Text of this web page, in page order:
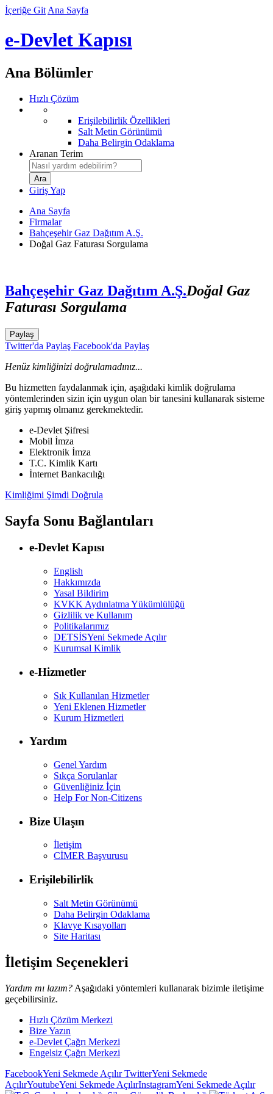
İçeriğe Git Ana Sayfa
e-Devlet Kapısı
Ana Bölümler
Hızlı Çözüm
Erişilebilirlik Özellikleri
Salt Metin Görünümü
Daha Belirgin Odaklama
Aranan Terim
Giriş Yap
Ana Sayfa
Firmalar
Bahçeşehir Gaz Dağıtım A.Ş.
Doğal Gaz Faturası Sorgulama
Bahçeşehir Gaz Dağıtım A.Ş.Doğal Gaz
Faturası Sorgulama
Paylaş
Twitter'da Paylaş Facebook'da Paylaş
Henüz kimliğinizi doğrulamadınız...
Bu hizmetten faydalanmak için, aşağıdaki kimlik doğrulama
yöntemlerinden sizin için uygun olan bir tanesini kullanarak sisteme
giriş yapmış olmanız gerekmektedir.
e-Devlet Şifresi
Mobil İmza
Elektronik İmza
T.C. Kimlik Kartı
İnternet Bankacılığı
Kimliğimi Şimdi Doğrula
Sayfa Sonu Bağlantıları
e-Devlet Kapısı
English
Hakkımızda
Yasal Bildirim
KVKK Aydınlatma Yükümlülüğü
Gizlilik ve Kullanım
Politikalarımız
DETSİSYeni Sekmede Açılır
Kurumsal Kimlik
e-Hizmetler
Sık Kullanılan Hizmetler
Yeni Eklenen Hizmetler
Kurum Hizmetleri
Yardım
Genel Yardım
Sıkça Sorulanlar
Güvenliğiniz İçin
Help For Non-Citizens
Bize Ulaşın
İletişim
CİMER Başvurusu
Erişilebilirlik
Salt Metin Görünümü
Daha Belirgin Odaklama
Klavye Kısayolları
Site Haritası
İletişim Seçenekleri
Yardım mı lazım? Aşağıdaki yöntemleri kullanarak bizimle iletişime
geçebilirsiniz.
Hızlı Çözüm Merkezi
Bize Yazın
e-Devlet Çağrı Merkezi
Engelsiz Çağrı Merkezi
FacebookYeni Sekmede AçılırTwitterYeni Sekmede
AçılırYoutubeYeni Sekmede AçılırInstagramYeni Sekmede Açılır